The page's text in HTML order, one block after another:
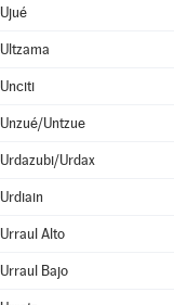
Ujué
Ultzama
Unciti
Unzué/Untzue
Urdazubi/Urdax
Urdiain
Urraul Alto
Urraul Bajo